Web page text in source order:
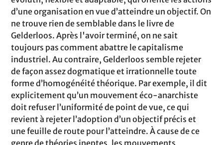
d’une organisation en vue d’atteindre un objectif. On
ne trouve rien de semblable dans le livre de
Gelderloos. Après l'avoir terminé, on ne sait
toujours pas comment abattre le capitalisme
industriel. Au contraire, Gelderloos semble rejeter
de façon assez dogmatique et irrationnelle toute
forme d’homogénéité théorique. Par exemple, il dit
explicitement qu’un mouvement éco-anarchiste
doit refuser l’uniformité de point de vue, ce qui
revient à rejeter l’adoption d’un objectif précis et
une feuille de route pour l’atteindre. À cause de ce
genre de théories ineptes, les mouvements